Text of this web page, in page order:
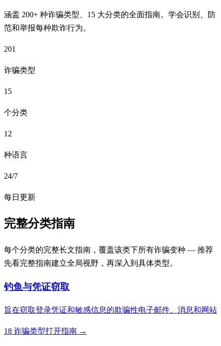
涵盖 200+ 种诈骗类型、15 大分类的全面指南。学会识别、防
范和举报每种欺诈行为。
201
诈骗类型
15
个分类
12
种语言
24/7
每日更新
完整分类指南
每个分类的完整长文指南，覆盖该类下所有诈骗变种 — 推荐
先看完整指南建立全局视野，再深入到具体类型。
钓鱼与凭证窃取
旨在窃取登录凭证和敏感信息的欺骗性电子邮件、消息和网站
18 诈骗类型打开指南 →